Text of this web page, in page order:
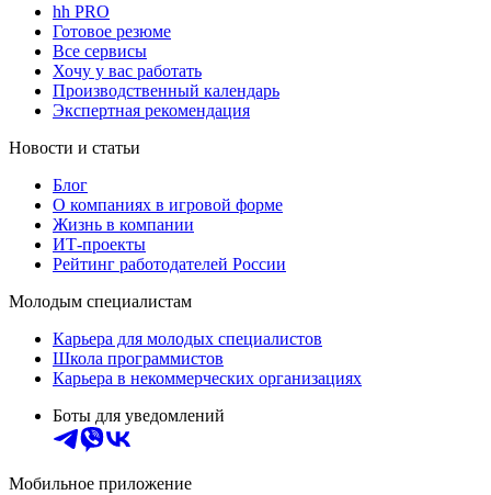
hh PRO
Готовое резюме
Все сервисы
Хочу у вас работать
Производственный календарь
Экспертная рекомендация
Новости и статьи
Блог
О компаниях в игровой форме
Жизнь в компании
ИТ-проекты
Рейтинг работодателей России
Молодым специалистам
Карьера для молодых специалистов
Школа программистов
Карьера в некоммерческих организациях
Боты для уведомлений
Мобильное приложение